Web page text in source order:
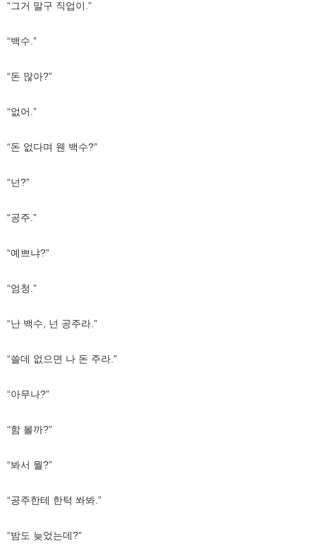
“그거 말구 직업이.”
“백수.”
“돈 많아?”
“없어.”
“돈 없다며 웬 백수?”
“넌?”
“공주.”
“예쁘냐?”
“엄청.”
“난 백수, 넌 공주라.”
“쓸데 없으면 나 돈 주라.”
“아무나?”
“함 볼까?”
“봐서 뭘?”
“공주한테 한턱 쏴봐.”
“밤도 늦었는데?”